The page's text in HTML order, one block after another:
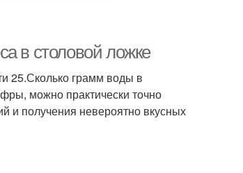
в столовой ложке
25.Сколько грамм воды в
можно практически точно
и получения невероятно вкусных